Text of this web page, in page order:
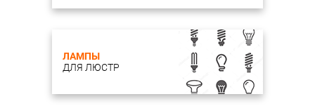
ЛАМПЫ
ДЛЯ ЛЮСТР